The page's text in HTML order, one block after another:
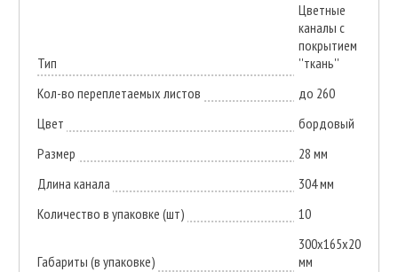
Тип
Цветные
каналы с
покрытием
''ткань''
Кол-во переплетаемых листов
до 260
Цвет
бордовый
Размер
28 мм
Длина канала
304 мм
Количество в упаковке (шт)
10
Габариты (в упаковке)
300х165х20
мм